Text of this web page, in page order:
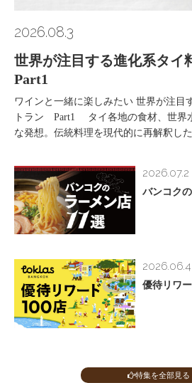
2026.08.3
世界が注目する進化系タイ
Part1
ワインと一緒に楽しみたい 世界が注目
トラン Part1 タイ各地の食材、世界
な発想。伝統料理を現代的に再解釈し
2026.07.2
バンコク
2026.06.4
優待リワ
特集を全部見る